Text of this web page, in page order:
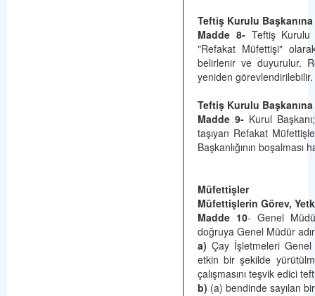
Teftiş Kurulu Başkanına
Madde 8-Teftiş Kurulu
"Refakat Müfettişi"
belirlenir ve duyurulur.
yeniden görevlendirilebilir.
Teftiş Kurulu
Madde 9- Kurul
taşıyan Refakat
Başkanlığının
Müfettişler
Müfettişlerin Görev,
Madde 10- Genel
doğruya Genel Müdür
a) Çay İşletmeleri Genel
etkin bir şekilde
çalışmasını teşvik edici
b) (a) bendinde sayılan